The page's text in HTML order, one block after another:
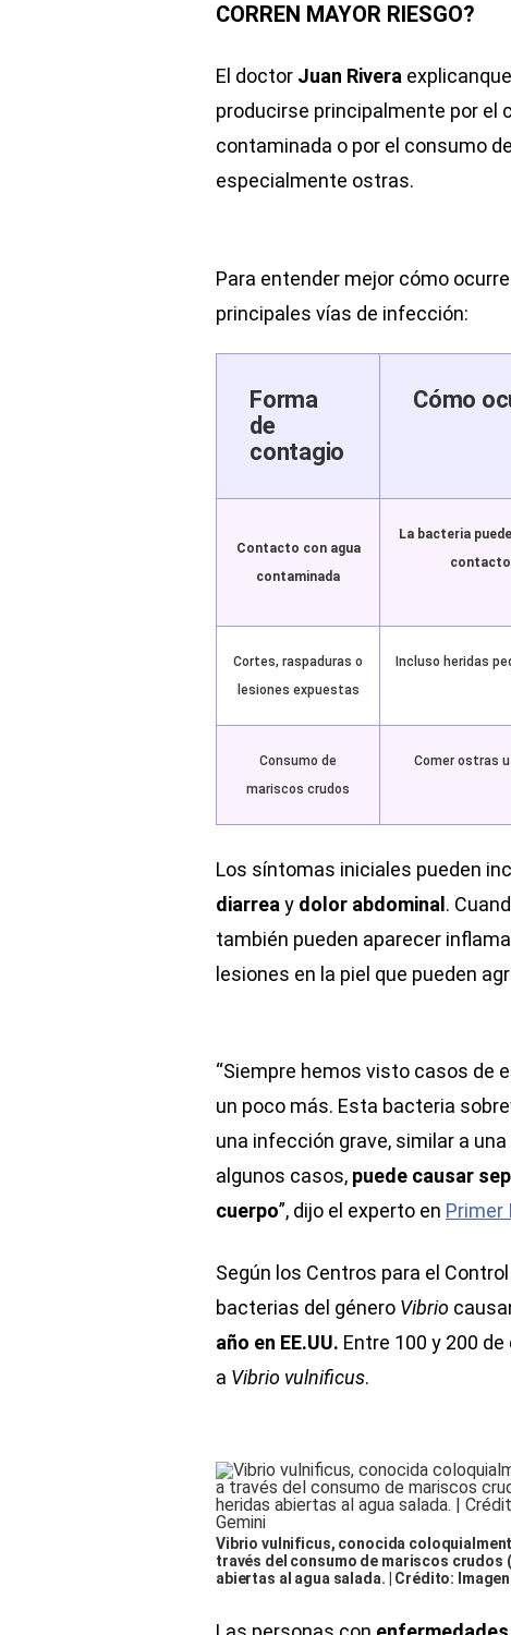
CORREN MAYOR RIESGO?
El doctor Juan Rivera
producirse principalmente por el
contaminada o por el consumo
especialmente ostras.
Para entender mejor cómo
principales vías de infección:
Forma
de
contagio
Cómo
Contacto con agua
contaminada
La bacteria
contacto
Cortes, raspaduras o
lesiones expuestas
Incluso heridas
Consumo de
mariscos crudos
Comer ostras
Los síntomas iniciales pueden
diarrea y dolor abdominal .
también pueden aparecer
lesiones en la piel que pueden
“Siempre hemos visto casos de
un poco más. Esta bacteria
una infección grave, similar a
algunos casos, puede causar
cuerpo”, dijo el experto en Primer
Según los Centros para el
bacterias del género Vibrio
año en EE.UU. Entre 100 y 200
a Vibrio vulnificus.
Vibrio vulnificus, conocida
través del consumo de mariscos crudos
abiertas al agua salada. | Crédito: